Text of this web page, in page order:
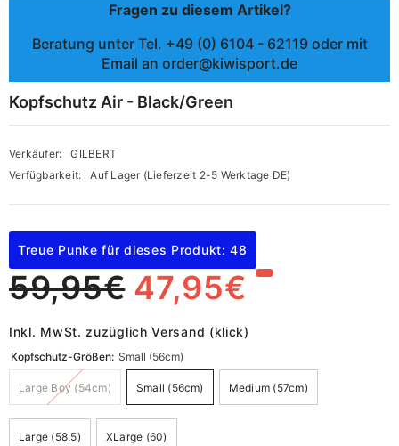
Fragen zu diesem Artikel?
Beratung unter Tel. +49 (0) 6104 - 62119 oder mit
Email an order@kiwisport.de
Kopfschutz Air - Black/Green
Verkäufer:
GILBERT
Verfügbarkeit:
Auf Lager (Lieferzeit 2-5 Werktage DE)
Treue Punke für dieses Produkt: 48
59,95€ 47,95€
Inkl. MwSt. zuzüglich Versand (klick)
Kopfschutz-Größen: Small (56cm)
Large Boy (54cm) Small (56cm) Medium (57cm)
Large (58.5) XLarge (60)